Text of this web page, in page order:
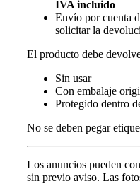
IVA incluido
Envío por cuenta
solicitar la
El producto debe
Sin usar
Con embalaje
Protegido dentro
No se deben pegar
Los anuncios pueden
sin previo aviso. Las